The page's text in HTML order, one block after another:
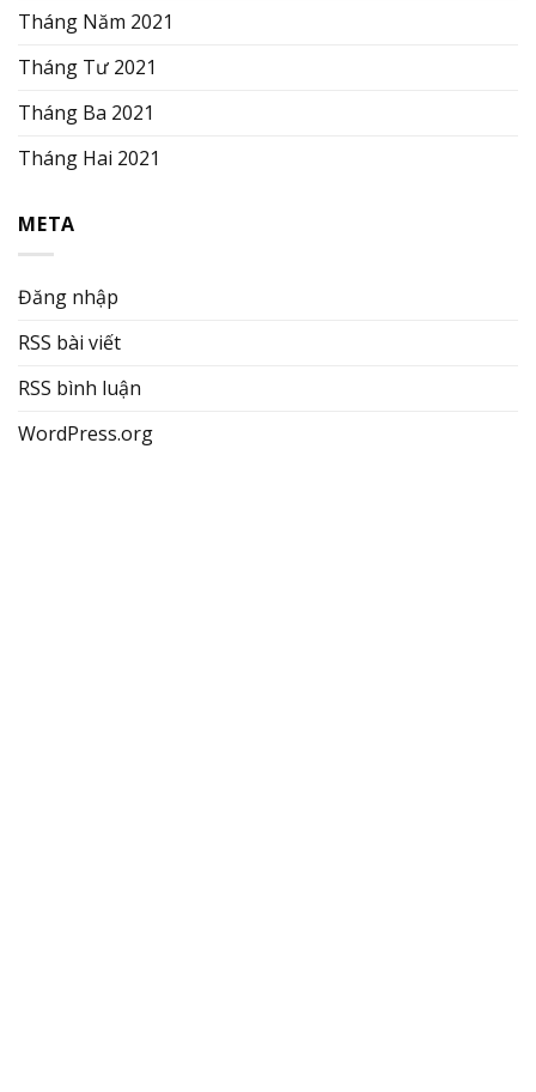
Tháng Năm 2021
Tháng Tư 2021
Tháng Ba 2021
Tháng Hai 2021
META
Đăng nhập
RSS bài viết
RSS bình luận
WordPress.org